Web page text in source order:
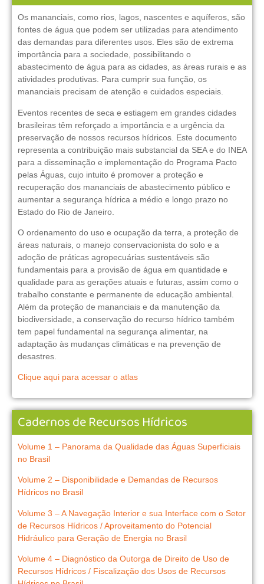
Os mananciais, como rios, lagos, nascentes e aquíferos, são
fontes de água que podem ser utilizadas para atendimento
das demandas para diferentes usos. Eles são de extrema
importância para a sociedade, possibilitando o
abastecimento de água para as cidades, as áreas rurais e as
atividades produtivas. Para cumprir sua função, os
mananciais precisam de atenção e cuidados especiais.
Eventos recentes de seca e estiagem em grandes cidades
brasileiras têm reforçado a importância e a urgência da
preservação de nossos recursos hídricos. Este documento
representa a contribuição mais substancial da SEA e do INEA
para a disseminação e implementação do Programa Pacto
pelas Águas, cujo intuito é promover a proteção e
recuperação dos mananciais de abastecimento público e
aumentar a segurança hídrica a médio e longo prazo no
Estado do Rio de Janeiro.
O ordenamento do uso e ocupação da terra, a proteção de
áreas naturais, o manejo conservacionista do solo e a
adoção de práticas agropecuárias sustentáveis são
fundamentais para a provisão de água em quantidade e
qualidade para as gerações atuais e futuras, assim como o
trabalho constante e permanente de educação ambiental.
Além da proteção de mananciais e da manutenção da
biodiversidade, a conservação do recurso hídrico também
tem papel fundamental na segurança alimentar, na
adaptação às mudanças climáticas e na prevenção de
desastres.
Clique aqui para acessar o atlas
Cadernos de Recursos Hídricos
Volume 1 – Panorama da Qualidade das Águas Superficiais
no Brasil
Volume 2 – Disponibilidade e Demandas de Recursos
Hídricos no Brasil
Volume 3 – A Navegação Interior e sua Interface com o Setor
de Recursos Hídricos / Aproveitamento do Potencial
Hidráulico para Geração de Energia no Brasil
Volume 4 – Diagnóstico da Outorga de Direito de Uso de
Recursos Hídricos / Fiscalização dos Usos de Recursos